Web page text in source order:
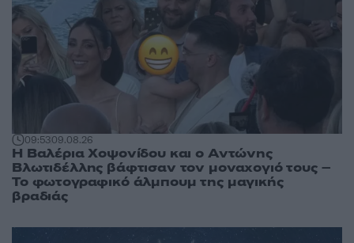
09:5309.08.26
Η Βαλέρια Χοψονίδου και ο Αντώνης
Βλωτιδέλλης βάφτισαν τον μοναχογιό τους –
Το φωτογραφικό άλμπουμ της μαγικής
βραδιάς